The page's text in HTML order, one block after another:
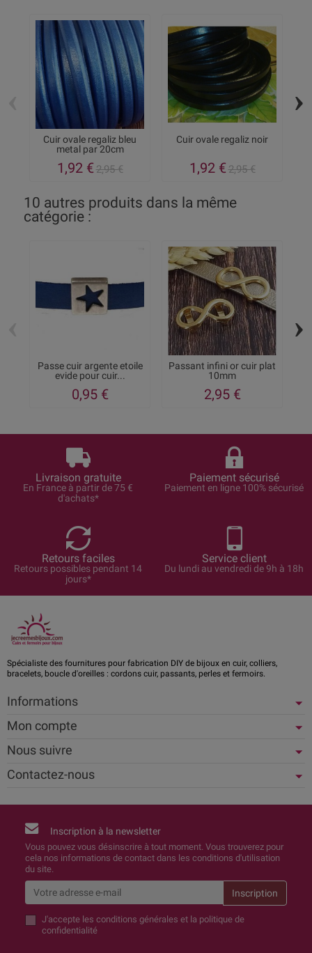
Cuir ovale regaliz bleu
metal par 20cm
1,92 €2,95 €
Cuir ovale regaliz noir
1,92 €2,95 €
›
10 autres produits dans la même
catégorie :
Passe cuir argente etoile
evide pour cuir...
0,95 €
Passant infini or cuir plat
10mm
2,95 €
›
Livraison gratuite
En France à partir de 75 €
d'achats*
Paiement sécurisé
Paiement en ligne 100% sécurisé
Retours faciles
Retours possibles pendant 14
jours*
Service client
Du lundi au vendredi de 9h à 18h
Spécialiste des fournitures pour fabrication DIY de bijoux en cuir, colliers,
bracelets, boucle d'oreilles : cordons cuir, passants, perles et fermoirs.
Informations
Mon compte
Nous suivre
Contactez-nous
Inscription à la newsletter
Vous pouvez vous désinscrire à tout moment. Vous trouverez pour
cela nos informations de contact dans les conditions d'utilisation
du site.
J'accepte les conditions générales et la politique de
confidentialité